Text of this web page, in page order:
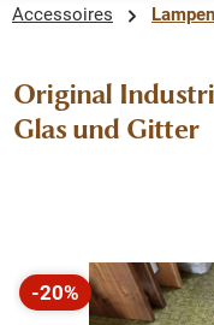
Accessoires Lampen
Original
Glas und Gitter
Bildergalerie
-20%
Rabatt